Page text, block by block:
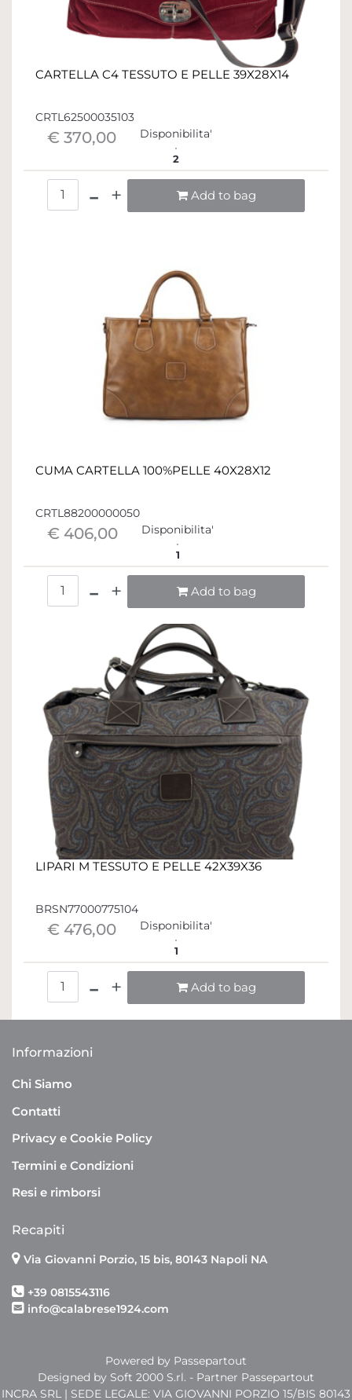
CARTELLA C4 TESSUTO E PELLE 39X28X14
CRTL62500035103
€ 370,00 Disponibilita'
2
Add to bag
CUMA CARTELLA 100%PELLE 40X28X12
CRTL88200000050
€ 406,00 Disponibilita'
1
Add to bag
LIPARI M TESSUTO E PELLE 42X39X36
BRSN77000775104
€ 476,00 Disponibilita'
1
Add to bag
Informazioni
Chi Siamo
Contatti
Privacy e Cookie Policy
Termini e Condizioni
Resi e rimborsi
Recapiti
Via Giovanni Porzio, 15 bis, 80143 Napoli NA
+39 0815543116
info@calabrese1924.com
Powered by Passepartout
Designed by Soft 2000 S.rl. - Partner Passepartout
INCRA SRL | SEDE LEGALE: VIA GIOVANNI PORZIO 15/BIS 80143